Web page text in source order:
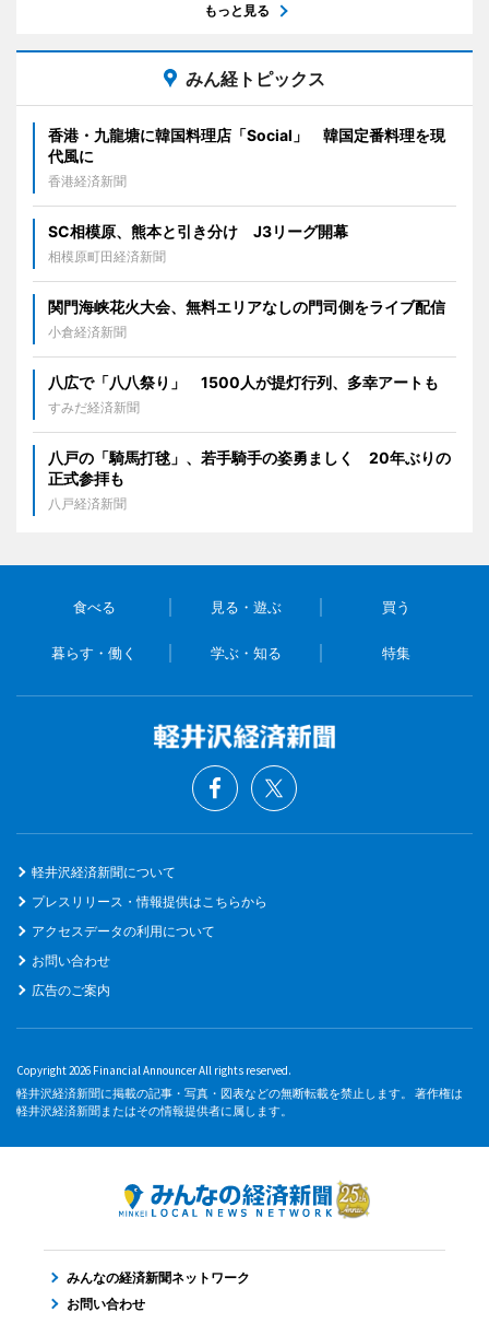
もっと見る
みん経トピックス
香港・九龍塘に韓国料理店「Social」 韓国定番料理を現
代風に
香港経済新聞
SC相模原、熊本と引き分け J3リーグ開幕
相模原町田経済新聞
関門海峡花火大会、無料エリアなしの門司側をライブ配信
小倉経済新聞
八広で「八八祭り」 1500人が提灯行列、多幸アートも
すみだ経済新聞
八戸の「騎馬打毬」、若手騎手の姿勇ましく 20年ぶりの
正式参拝も
八戸経済新聞
食べる 見る・遊ぶ 買う
暮らす・働く 学ぶ・知る 特集
軽井沢経済新聞について
プレスリリース・情報提供はこちらから
アクセスデータの利用について
お問い合わせ
広告のご案内
Copyright 2026 Financial Announcer All rights reserved.
軽井沢経済新聞に掲載の記事・写真・図表などの無断転載を禁止します。 著作権は
軽井沢経済新聞またはその情報提供者に属します。
みんなの経済新聞ネットワーク
お問い合わせ